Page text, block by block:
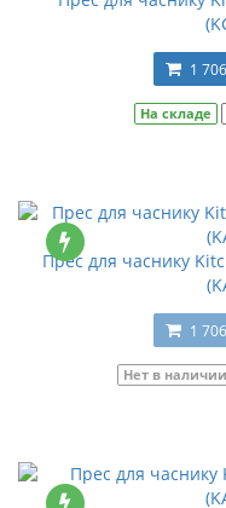
1
На складе
Прес для часнику
1
Нет в наличии